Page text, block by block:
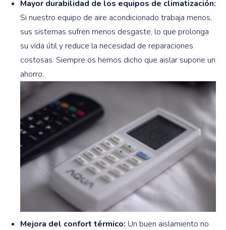
Mayor durabilidad de los equipos de climatización:
Si nuestro equipo de aire acondicionado trabaja menos,
sus sistemas sufren menos desgaste, lo que prolonga
su vida útil y reduce la necesidad de reparaciones
costosas. Siempre os hemos dicho que aislar supone un
ahorro.
Mejora del confort térmico: Un buen aislamiento no